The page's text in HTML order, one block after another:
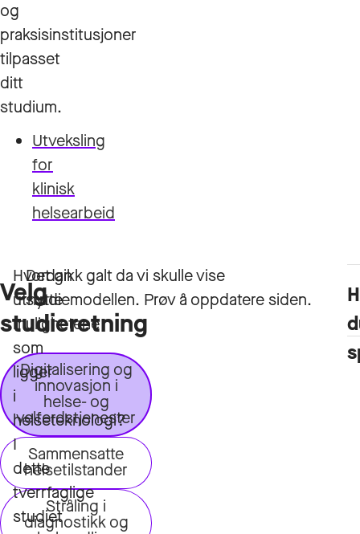
og
praksisinstitusjoner
tilpasset
ditt
studium.
Utveksling
for
klinisk
helsearbeid
Velg
studieretning
Digitalisering og
innovasjon i
helse- og
velferdstjenester
Sammensatte
helsetilstander
Stråling i
diagnostikk og
Hvordan
utnytte
mulighetene
som
ligger
i
helseteknologi?
I
dette
tverrfaglige
studiet